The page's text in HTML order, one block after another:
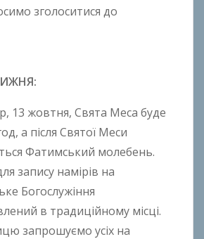
зголоситися до
:
13 жовтня, Свята Меса буде
а після Святої Меси
Фатимський молебень.
запису намірів на
Богослужіння
в традиційному місці.
запрошуємо усіх на